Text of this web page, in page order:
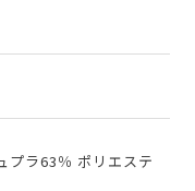
プラ63％ ポリエステ